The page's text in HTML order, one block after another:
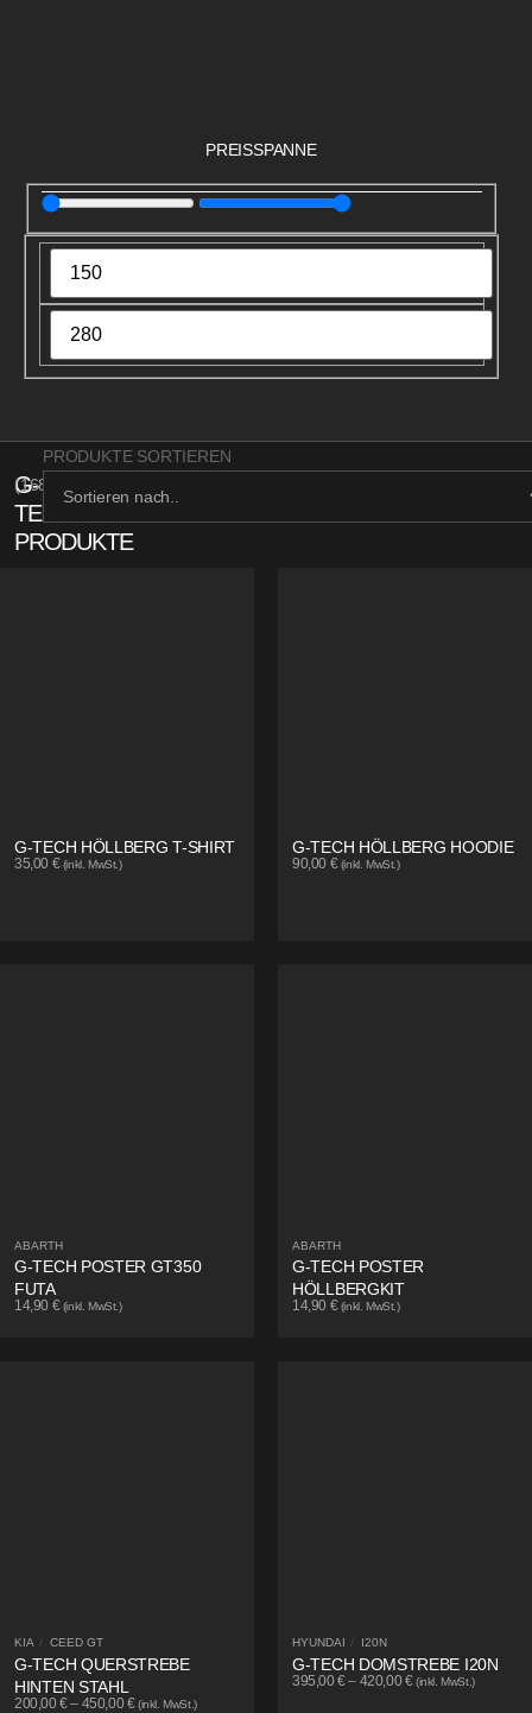
PREISSPANNE
G-
TECH
PRODUKTE
(168
PRODUKTE SORTIEREN
G-TECH HÖLLBERG T-SHIRT
35,00 € (inkl. MwSt.)
G-TECH HÖLLBERG HOODIE
90,00 € (inkl. MwSt.)
ABARTH
G-TECH POSTER GT350
FUTA
14,90 € (inkl. MwSt.)
ABARTH
G-TECH POSTER
HÖLLBERGKIT
14,90 € (inkl. MwSt.)
KIA / CEED GT
G-TECH QUERSTREBE
HINTEN STAHL
200,00€– 450,00€ (inkl. MwSt.)
HYUNDAI / I20N
G-TECH DOMSTREBE I20N
395,00€– 420,00€ (inkl. MwSt.)